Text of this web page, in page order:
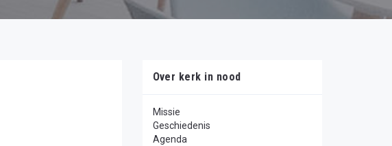
Over kerk in nood
Missie
Geschiedenis
Agenda